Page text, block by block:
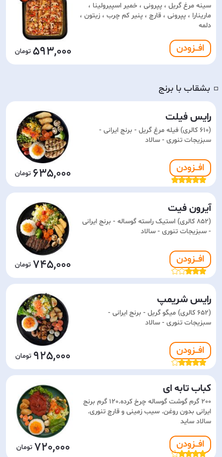
سینه مرغ گریل ، پپرونی ، خمیر اسپیرولینا ،
مارینارا ، پپرونی ، قارچ ، پنیر کم چرب ، زیتون ،
دلمه
افـــزودن 593,000
◽️ بشقاب با برنج
رایس فیلت
(610 کالری) فیله مرغ گریل - برنج ایرانی -
سبزیجات تنوری - سالاد
افـــزودن 635,000
آیرون فیت
(852 کالری) استیک راسته گوساله - برنج ایرانی
- سبزیجات تنوری - سالاد
افـــزودن 745,000
رایس شریمپ
(652 کالری) میگو گریل - برنج ایرانی -
سبزیجات تنوری - سالاد
افـــزودن 925,000
کباب تابه ای
200 گرم گوشت گوساله چرخ کرده.120 گرم برنج
ایرانی بدون روغن. سیب زمینی و قارچ تنوری.
سالاد ساید
افـــزودن 720,000